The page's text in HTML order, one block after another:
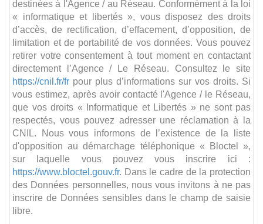
destinées à l'Agence / au Réseau. Conformément à la loi
« informatique et libertés », vous disposez des droits
d’accès, de rectification, d’effacement, d’opposition, de
limitation et de portabilité de vos données. Vous pouvez
retirer votre consentement à tout moment en contactant
directement l’Agence / Le Réseau. Consultez le site
https://cnil.fr/fr pour plus d’informations sur vos droits. Si
vous estimez, après avoir contacté l'Agence / le Réseau,
que vos droits « Informatique et Libertés » ne sont pas
respectés, vous pouvez adresser une réclamation à la
CNIL. Nous vous informons de l’existence de la liste
d'opposition au démarchage téléphonique « Bloctel »,
sur laquelle vous pouvez vous inscrire ici :
https://www.bloctel.gouv.fr. Dans le cadre de la protection
des Données personnelles, nous vous invitons à ne pas
inscrire de Données sensibles dans le champ de saisie
libre.